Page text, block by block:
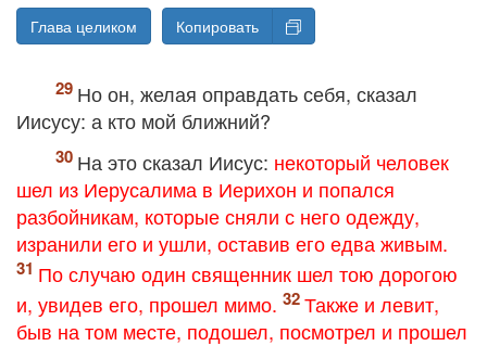
Глава целиком Копировать
Но он, желая оправдать себя, сказал
Иисусу: а кто мой ближний?
На это сказал Иисус: некоторый человек
шел из Иерусалима в Иерихон и попался
разбойникам, которые сняли с него одежду,
изранили его и ушли, оставив его едва живым.
По случаю один священник шел тою дорогою
и, увидев его, прошел мимо.
Также и левит,
быв на том месте, подошел, посмотрел и прошел